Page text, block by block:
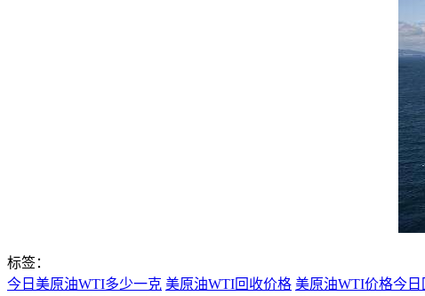
标签：
今日美原油WTI多少一克 美原油WTI回收价格 美原油WTI价格今